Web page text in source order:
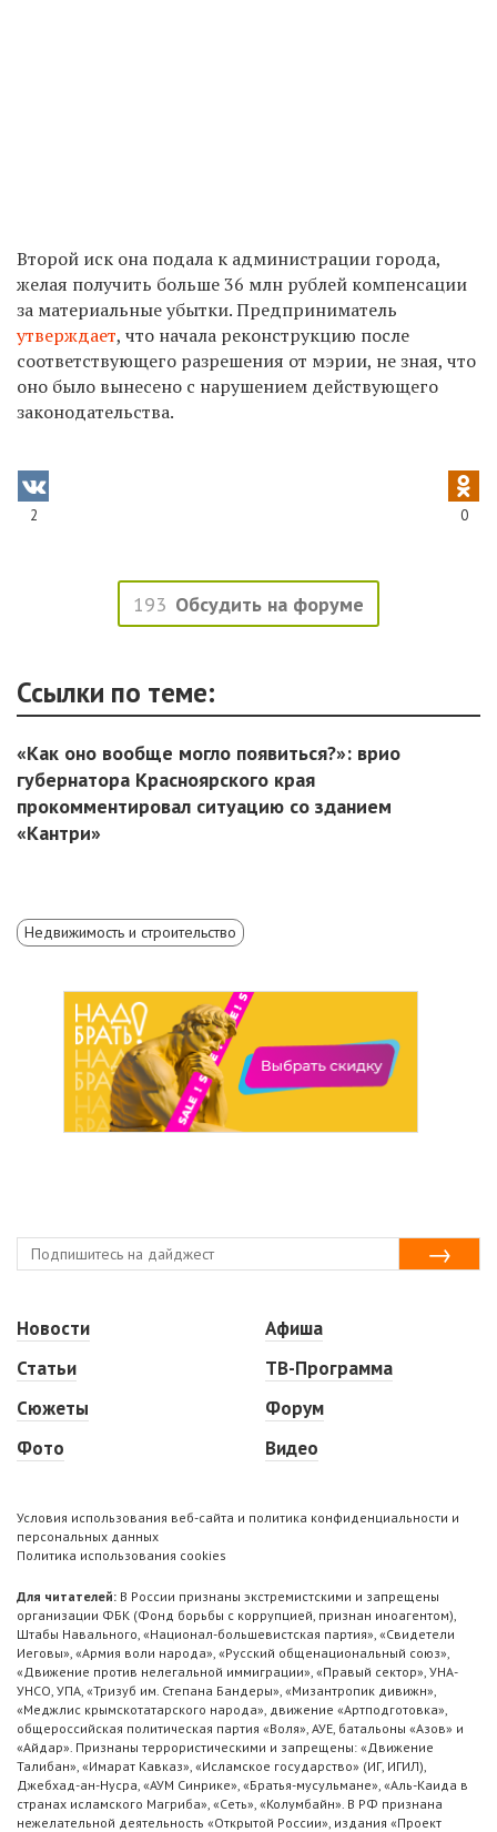
Второй иск она подала к администрации города,
желая получить больше 36 млн рублей компенсации
за материальные убытки. Предприниматель
утверждает, что начала реконструкцию после
соответствующего разрешения от мэрии, не зная, что
оно было вынесено с нарушением действующего
законодательства.
2 0
193 Обсудить на форуме
Ссылки по теме:
«Как оно вообще могло появиться?»: врио
губернатора Красноярского края
прокомментировал ситуацию со зданием
«Кантри»
Недвижимость и строительство
Новости
Статьи
Сюжеты
Фото
Афиша
ТВ-Программа
Форум
Видео
Условия использования веб-сайта и политика конфиденциальности и
персональных данных
Политика использования cookies
Для читателей: В России признаны экстремистскими и запрещены
организации ФБК (Фонд борьбы с коррупцией, признан иноагентом),
Штабы Навального, «Национал-большевистская партия», «Свидетели
Иеговы», «Армия воли народа», «Русский общенациональный союз»,
«Движение против нелегальной иммиграции», «Правый сектор», УНА-
УНСО, УПА, «Тризуб им. Степана Бандеры», «Мизантропик дивижн»,
«Меджлис крымскотатарского народа», движение «Артподготовка»,
общероссийская политическая партия «Воля», АУЕ, батальоны «Азов» и
«Айдар». Признаны террористическими и запрещены: «Движение
Талибан», «Имарат Кавказ», «Исламское государство» (ИГ, ИГИЛ),
Джебхад-ан-Нусра, «АУМ Синрике», «Братья-мусульмане», «Аль-Каида в
странах исламского Магриба», «Сеть», «Колумбайн». В РФ признана
нежелательной деятельность «Открытой России», издания «Проект